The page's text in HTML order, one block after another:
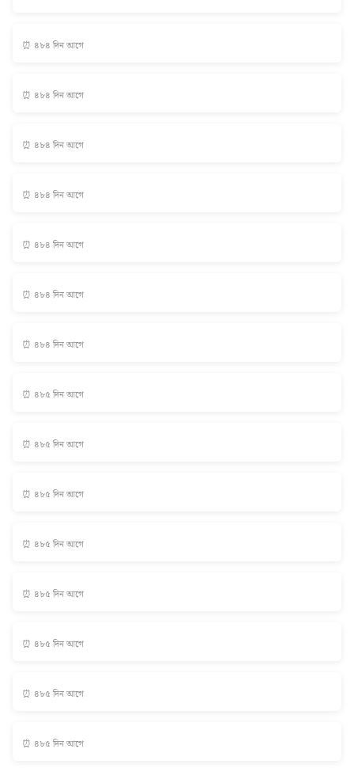
⏰ ৪৮৪ দিন আগে
⏰ ৪৮৪ দিন আগে
⏰ ৪৮৪ দিন আগে
⏰ ৪৮৪ দিন আগে
⏰ ৪৮৪ দিন আগে
⏰ ৪৮৪ দিন আগে
⏰ ৪৮৪ দিন আগে
⏰ ৪৮৫ দিন আগে
⏰ ৪৮৫ দিন আগে
⏰ ৪৮৫ দিন আগে
⏰ ৪৮৫ দিন আগে
⏰ ৪৮৫ দিন আগে
⏰ ৪৮৫ দিন আগে
⏰ ৪৮৫ দিন আগে
⏰ ৪৮৫ দিন আগে